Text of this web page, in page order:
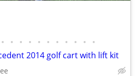
• • • • • • • • • • •
2014 golf cart with lift kit